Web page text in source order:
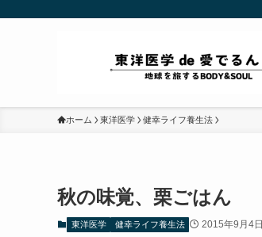
ホーム 東洋医学 健幸ライフ養生法
秋の味覚、栗ごはん
東洋医学 健幸ライフ養生法 2015年9月4日